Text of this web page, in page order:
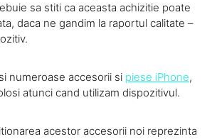
sa stiti ca aceasta achizitie poate
daca ne gandim la raportul calitate –
numeroase accesorii si piese iPhone,
atunci cand utilizam dispozitivul.
acestor accesorii noi reprezinta